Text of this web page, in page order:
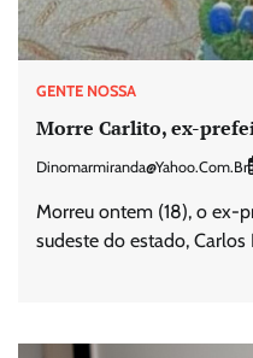
GENTE NOSSA
Morre Carlito, ex-
Dinomarmiranda@yahoo.com.br
Morreu ontem (18), o ex-
sudeste do estado,